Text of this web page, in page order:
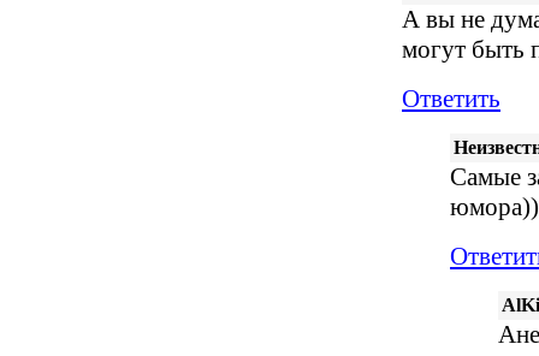
А вы не
могут быть
Ответить
Самые